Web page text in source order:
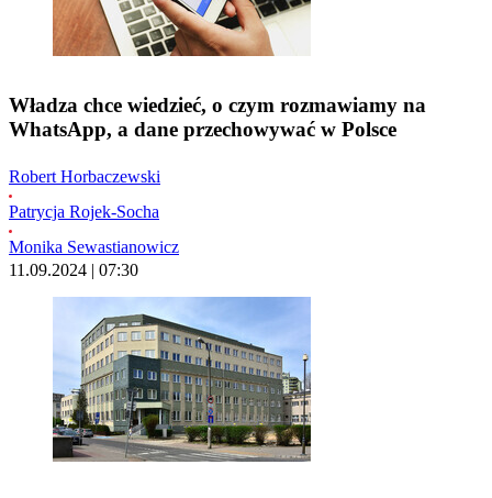
Władza chce wiedzieć, o czym rozmawiamy na
WhatsApp, a dane przechowywać w Polsce
Robert Horbaczewski
Patrycja Rojek-Socha
Monika Sewastianowicz
11.09.2024 | 07:30